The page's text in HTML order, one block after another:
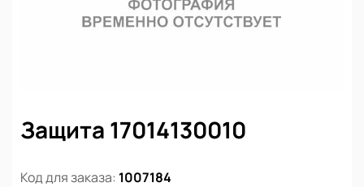
Защита 17014130010
Код для заказа: 1007184